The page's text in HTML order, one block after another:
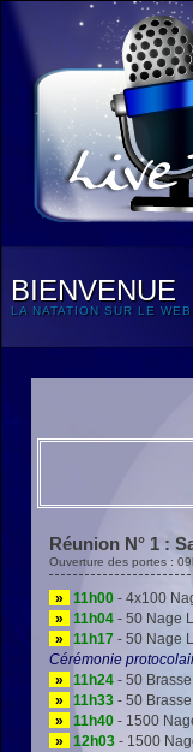
BIENVENUE
LA NATATION SUR LE WEB
Réunion N° 1 :
Ouverture des portes :
» 11h00 - 4x100
»
11h04 - 50 Nage
»
11h17 - 50 Nage
Cérémonie
»
11h24 - 50
»
11h33 - 50
»
11h40 - 1500
»
12h03 - 1500